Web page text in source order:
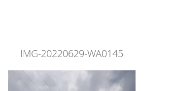
IMG-20220629-WA0145